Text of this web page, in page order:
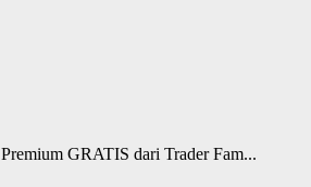
GRATIS dari Trader Fam...